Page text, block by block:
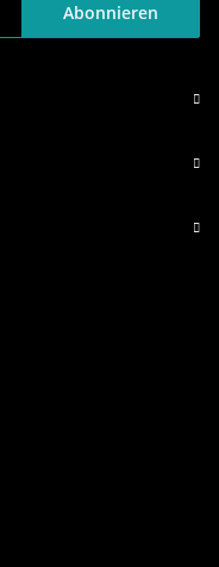
Abonnieren